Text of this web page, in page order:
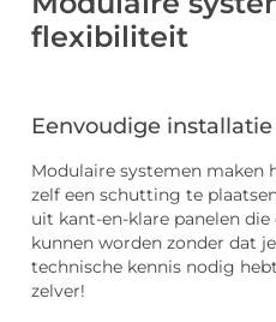
flexibiliteit
Eenvoudige installatie
Modulaire systemen maken
zelf een schutting te
uit kant-en-klare panelen
kunnen worden zonder dat
technische kennis nodig
zelver!